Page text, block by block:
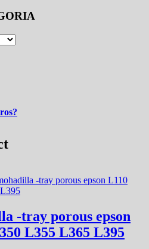
-tray porous epson
L355 L365 L395